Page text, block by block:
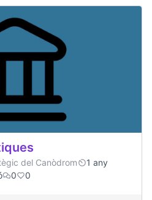
del Canòdrom
1 any
0 0